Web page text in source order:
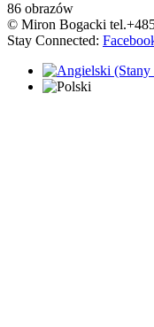
86 obrazów
© Miron Bogacki
Stay Connected: